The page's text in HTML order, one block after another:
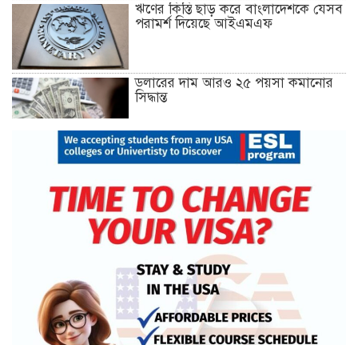
ঋণের কিস্তি ছাড় করে বাংলাদেশকে যেসব
পরামর্শ দিয়েছে আইএমএফ
ডলারের দাম আরও ২৫ পয়সা কমানোর
সিদ্ধান্ত
১৮ ডিসেম্বর থেকে আন্দোলনে নতুন মাত্রা
খুলনায় অবরোধের সমর্থনে দুপুরে ও
সন্ধ্যায় বিএনপির মিছিল
রেললাইন কাটা, গাড়িতে আগুন—এ
কোন রাজনীতি, প্রশ্ন তথ্যমন্ত্রীর